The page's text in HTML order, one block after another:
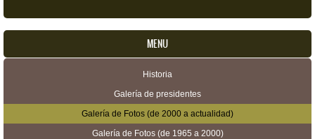
MENU
Historia
Galería de presidentes
Galería de Fotos (de 2000 a actualidad)
Galería de Fotos (de 1965 a 2000)